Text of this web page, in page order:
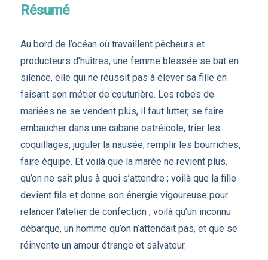
Résumé
Au bord de l’océan où travaillent pêcheurs et
producteurs d’huîtres, une femme blessée se bat en
silence, elle qui ne réussit pas à élever sa fille en
faisant son métier de couturière. Les robes de
mariées ne se vendent plus, il faut lutter, se faire
embaucher dans une cabane ostréicole, trier les
coquillages, juguler la nausée, remplir les bourriches,
faire équipe. Et voilà que la marée ne revient plus,
qu’on ne sait plus à quoi s’attendre ; voilà que la fille
devient fils et donne son énergie vigoureuse pour
relancer l’atelier de confection ; voilà qu’un inconnu
débarque, un homme qu’on n’attendait pas, et que se
réinvente un amour étrange et salvateur.